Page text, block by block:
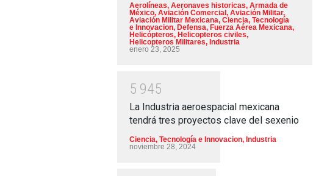
Aerolíneas, Aeronaves historicas, Armada de
México, Aviación Comercial, Aviación Militar,
Aviación Militar Mexicana, Ciencia, Tecnología
e Innovacion, Defensa, Fuerza Aérea Mexicana,
Helicópteros, Helicopteros civiles,
Helicopteros Militares, Industria
enero 23, 2025
5 945
La Industria aeroespacial mexicana
tendrá tres proyectos clave del sexenio
Ciencia, Tecnología e Innovacion, Industria
noviembre 28, 2024